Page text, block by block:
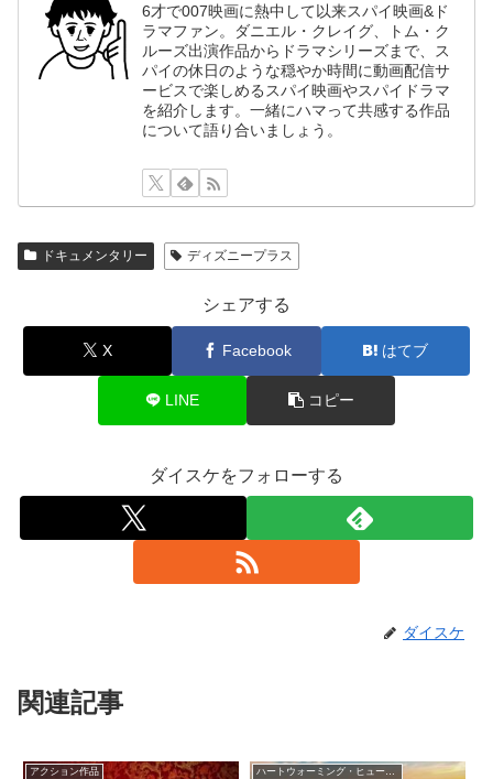
6才で007映画に熱中して以来スパイ映画&ド
ラマファン。ダニエル・クレイグ、トム・ク
ルーズ出演作品からドラマシリーズまで、ス
パイの休日のような穏やか時間に動画配信サ
ービスで楽しめるスパイ映画やスパイドラマ
を紹介します。一緒にハマって共感する作品
について語り合いましょう。
ドキュメンタリー ディズニープラス
シェアする
X Facebook はてブ
LINE コピー
ダイスケをフォローする
ダイスケ
関連記事
アクション作品 ハートウォーミング・ヒューマン作品